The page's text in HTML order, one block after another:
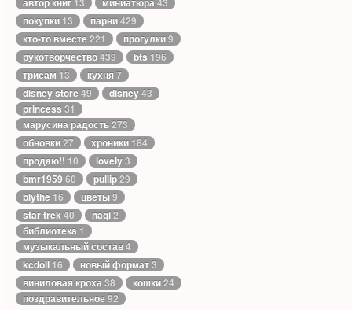
покупки 13 парни429
кто-то вместе221 прогулки9
рукотворчество439 bts 196
трисам 13 кухня7
disney store49 disney43
princess 31
марусина радость273
обновки27 хроники 184
продаю!! 10 lovely3
bmr1959 60 pullip29
blythe 16 цветы9
star trek40 nagi2
библиотека 1
музыкальный состав4
kcdoll 16 новый формат3
виниловая кроха38 кошки24
поздравительное92